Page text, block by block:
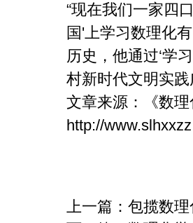
“现在我们一家四
国'上学习数理化
历史，他通过‘学
村新时代文明实
文章来源：
《数
http://
上一篇： 包揽数